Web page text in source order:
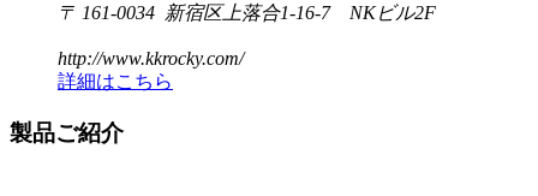
〒 161-0034 新宿区上落合1-16-7 NKビル2F
http://www.kkrocky.com/
詳細はこちら
製品ご紹介